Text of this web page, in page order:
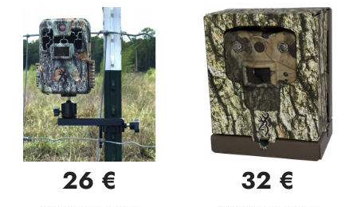
26 € 32 €